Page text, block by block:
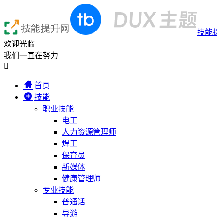
技能
欢迎光临
我们一直在努力

首页
技能
职业技能
电工
人力资源管理师
焊工
保育员
新媒体
健康管理师
专业技能
普通话
导游